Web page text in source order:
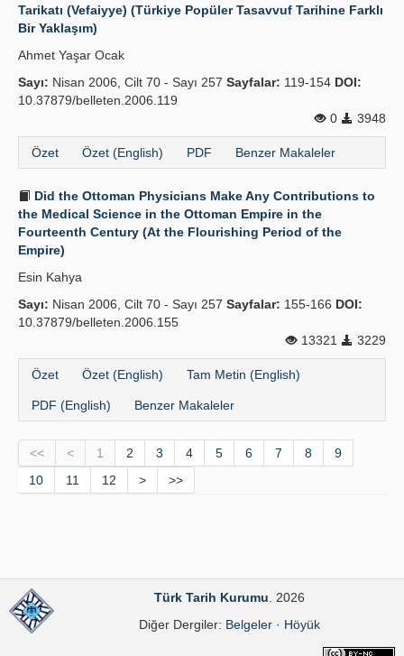
Tarikatı (Vefaiyye) (Türkiye Popüler Tasavvuf Tarihine Farklı
Bir Yaklaşım)
Ahmet Yaşar Ocak
Sayı: Nisan 2006, Cilt 70 - Sayı 257 Sayfalar: 119-154 DOI:
10.37879/belleten.2006.119
0
3948
Özet Özet (English) PDF Benzer Makaleler
Did the Ottoman Physicians Make Any Contributions to
the Medical Science in the Ottoman Empire in the
Fourteenth Century (At the Flourishing Period of the
Empire)
Esin Kahya
Sayı: Nisan 2006, Cilt 70 - Sayı 257 Sayfalar: 155-166 DOI:
10.37879/belleten.2006.155
13321
3229
Özet Özet (English) Tam Metin (English)
PDF (English) Benzer Makaleler
<< < 1 2 3 4 5 6 7 8
9
10
11 12 > >>
Türk Tarih Kurumu . 2026
Diğer Dergiler: Belgeler· Höyük